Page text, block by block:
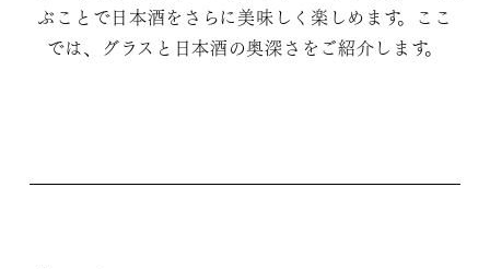
ぶことで日本酒をさらに美味しく楽しめます。ここ
では、グラスと日本酒の奥深さをご紹介します。